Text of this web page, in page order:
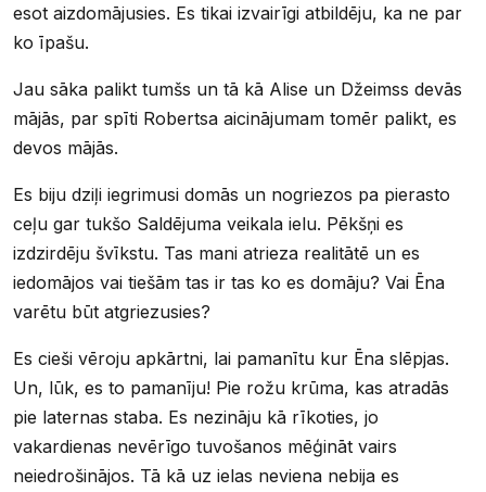
esot aizdomājusies. Es tikai izvairīgi atbildēju, ka ne par
ko īpašu.
Jau sāka palikt tumšs un tā kā Alise un Džeimss devās
mājās, par spīti Robertsa aicinājumam tomēr palikt, es
devos mājās.
Es biju dziļi iegrimusi domās un nogriezos pa pierasto
ceļu gar tukšo Saldējuma veikala ielu. Pēkšņi es
izdzirdēju švīkstu. Tas mani atrieza realitātē un es
iedomājos vai tiešām tas ir tas ko es domāju? Vai Ēna
varētu būt atgriezusies?
Es cieši vēroju apkārtni, lai pamanītu kur Ēna slēpjas.
Un, lūk, es to pamanīju! Pie rožu krūma, kas atradās
pie laternas staba. Es nezināju kā rīkoties, jo
vakardienas nevērīgo tuvošanos mēģināt vairs
neiedrošinājos. Tā kā uz ielas neviena nebija es